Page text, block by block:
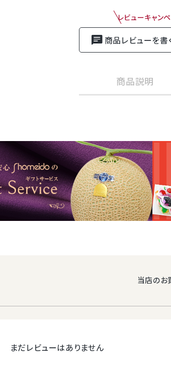
レビューキャン
商品レビューを書
商品説明
ご自宅用・お気軽なギ
商品内容
三ケ日
→商品
静岡産三ケ日みかん使用のご
＜6月上旬以降入荷予定
当店のお
まだレビューはありません